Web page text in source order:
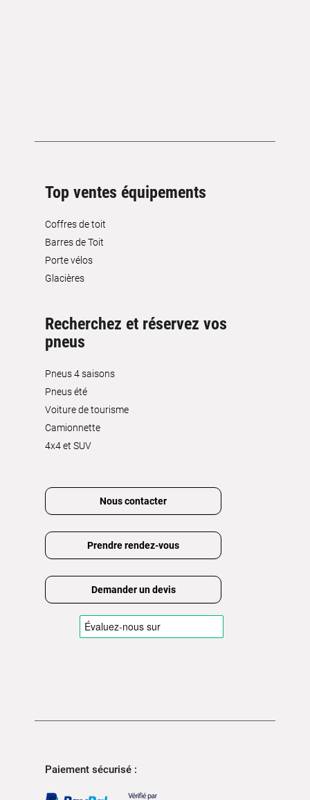
Top ventes équipements
Coffres de toit
Barres de Toit
Porte vélos
Glacières
Recherchez et réservez vos
pneus
Pneus 4 saisons
Pneus été
Voiture de tourisme
Camionnette
4x4 et SUV
Nous contacter
Prendre rendez-vous
Demander un devis
Paiement sécurisé :